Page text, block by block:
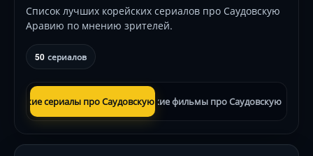
Список лучших корейских сериалов про Саудовскую
Аравию по мнению зрителей.
50 сериалов
сериалы про Саудовскую АравиюКорейские фильмы про Саудовскую